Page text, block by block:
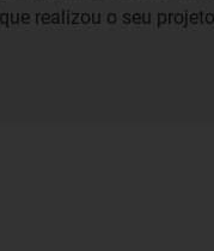
realizou o seu